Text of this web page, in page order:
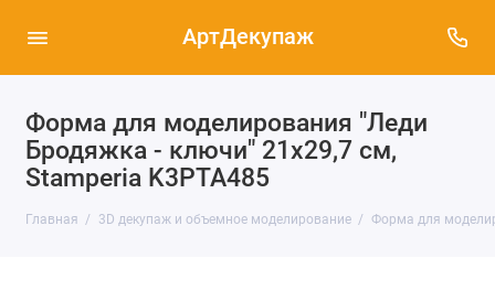
АртДекупаж
Форма для моделирования "Леди
Бродяжка - ключи" 21х29,7 см,
Stamperia K3PTA485
Главная 3D декупаж и объемное моделирование Форма для